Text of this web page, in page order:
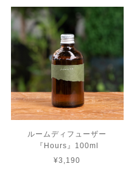
ルームディフューザー
『Hours』100ml
¥3,190